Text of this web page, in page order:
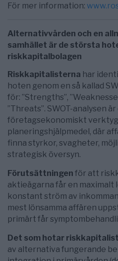
För mer information:
Alternativvården och en
samhället är de största
riskkapitalbolagen
Riskkapitalisterna har
hoten genom en så kallad
för: ”Strengths”,
”Threats”. SWOT-analysen
företagsekonomiskt
planeringshjälpmedel, där
finna styrkor, svagheter,
strategisk översyn.
Förutsättningen för att
aktieägarna får en maximalt
konstant ström av
mest lönsamma affären
primärt får
Det som hotar
av alternativa fungerande